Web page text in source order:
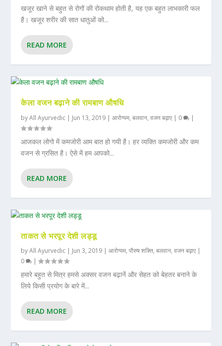
खजूर खाने से बहुत से रोगों की रोकथाम होती है, यह एक बहुत लाभकारी फल
है। खजूर शरीर की सात धातुओं को...
READ MORE
केला वजन बढ़ाने की रामबाण औषधि
byAll Ayurvedic | Jun 13, 2019 |आरोग्यम,बलवान,वजन बढ़ाए | 0 |
आजकल लोगो में कमजोरी आम बात हो गयी है। हर व्यक्ति कमजोरी और कम
वजन से ग्रसित है। ऐसे में हम आपको...
READ MORE
ताकत से भरपूर देशी लड्डू
byAll Ayurvedic | Jun 3, 2019 |आरोग्यम,पौरुष शक्ति,बलवान,वजन बढ़ाए |
0
|
हमारे बहुत से मित्र हमसे अक्सर वजन बढ़ानें और सेहत को बेहतर बनाने के
लिये किसी प्रयोग के बारे में...
READ MORE